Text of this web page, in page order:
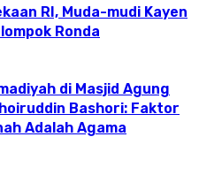
RI, Muda-mudi Kayen
Ronda
di Masjid Agung
Bashori: Faktor
Adalah Agama